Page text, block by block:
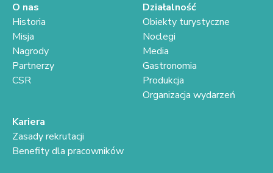
O nas
Historia
Misja
Nagrody
Partnerzy
CSR
Działalność
Obiekty turystyczne
Noclegi
Media
Gastronomia
Produkcja
Organizacja wydarzeń
Kariera
Zasady rekrutacji
Benefity dla pracowników